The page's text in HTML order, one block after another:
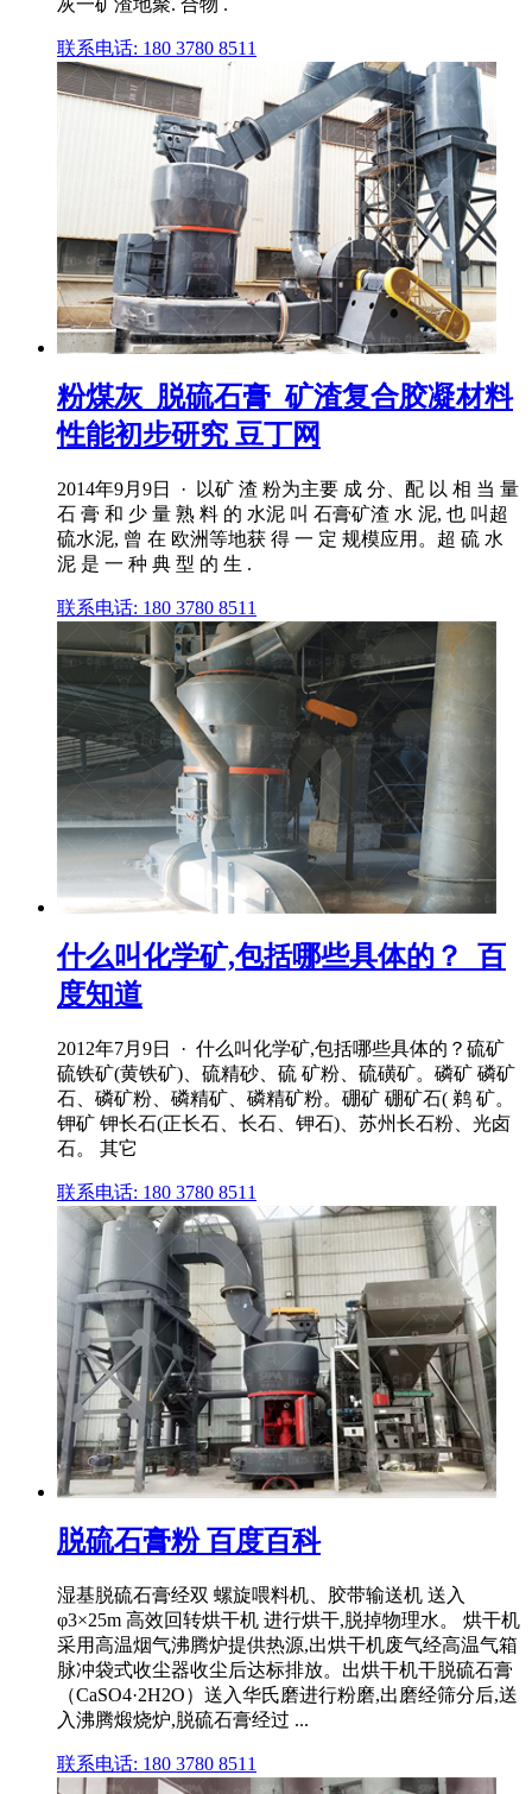
灰一矿渣地聚. 合物 .
联系电话: 180 3780 8511
粉煤灰_脱硫石膏_矿渣复合胶凝材料
性能初步研究 豆丁网
2014年9月9日 · 以矿 渣 粉为主要 成 分、配 以 相 当 量
石 膏 和 少 量 熟 料 的 水泥 叫 石膏矿渣 水 泥, 也 叫超
硫水泥, 曾 在 欧洲等地获 得 一 定 规模应用。超 硫 水
泥 是 一 种 典 型 的 生 .
联系电话: 180 3780 8511
什么叫化学矿,包括哪些具体的？_百
度知道
2012年7月9日 · 什么叫化学矿,包括哪些具体的？硫矿
硫铁矿(黄铁矿)、硫精砂、硫 矿粉、硫磺矿。磷矿 磷矿
石、磷矿粉、磷精矿、磷精矿粉。硼矿 硼矿石( 鹈 矿。
钾矿 钾长石(正长石、长石、钾石)、苏州长石粉、光卤
石。 其它
联系电话: 180 3780 8511
脱硫石膏粉 百度百科
湿基脱硫石膏经双 螺旋喂料机、胶带输送机 送入
φ3×25m 高效回转烘干机 进行烘干,脱掉物理水。 烘干机
采用高温烟气沸腾炉提供热源,出烘干机废气经高温气箱
脉冲袋式收尘器收尘后达标排放。出烘干机干脱硫石膏
（CaSO4·2H2O）送入华氏磨进行粉磨,出磨经筛分后,送
入沸腾煅烧炉,脱硫石膏经过 ...
联系电话: 180 3780 8511